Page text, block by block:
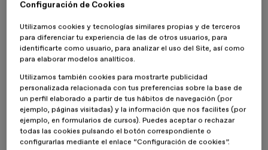
También, se emplean mapas conceptuales en las primeras fases
aspecto no tiene por qué ser rudimentario. De hecho, puede ser
tan profesional que incluso los expertos que se han formado en
diseño gráficopueden utilizarlo en sus creaciones y
presentaciones. Pero ¿con qué herramientas se puede crear
mapas conceptuales? A continuación te las contamos.
¿Qué es un mapa conceptual?
Antes de mostrarte las herramientas con las que puedes crear
Configuración de Cookies
Utilizamos cookies y tecnologías similares propias y de terceros
para diferenciar tu experiencia de las de otros usuarios, para
identificarte como usuario, para analizar el uso del Site, así como
para elaborar modelos analíticos.
Utilizamos también cookies para mostrarte publicidad
personalizada relacionada con tus preferencias sobre la base de
un perfil elaborado a partir de tus hábitos de navegación (por
ejemplo, páginas visitadas) y la información que nos facilites (por
ejemplo, en formularios de cursos). Puedes aceptar o rechazar
todas las cookies pulsando el botón correspondiente o
configurarlas mediante el enlace “Configuración de cookies”.